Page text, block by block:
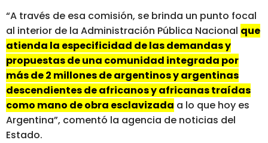
“A través de esa comisión, se brinda un punto focal
al interior de la Administración Pública Nacional que
atienda la especificidad de las demandas y
propuestas de una comunidad integrada por
más de 2 millones de argentinos y argentinas
descendientes de africanos y africanas traídas
como mano de obra esclavizada a lo que hoy es
Argentina”, comentó la agencia de noticias del
Estado.